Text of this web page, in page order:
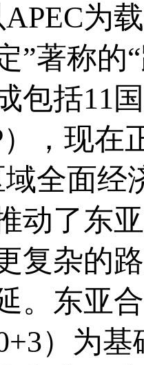
为
”著称的
包括11
），现
全面经
动了东
复杂的
。东亚
）为